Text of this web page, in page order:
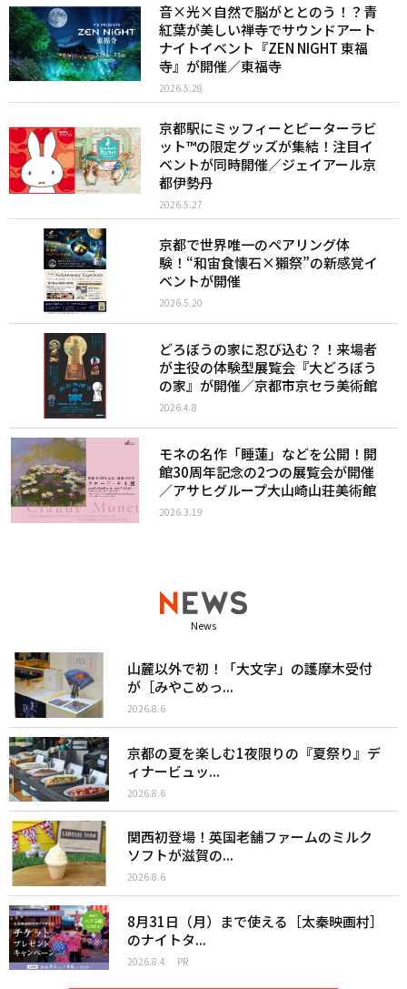
音×光×自然で脳がととのう！？青
紅葉が美しい禅寺でサウンドアート
ナイトイベント『ZEN NIGHT 東福
寺』が開催／東福寺
2026.5.28
京都駅にミッフィーとピーターラビ
ット™︎の限定グッズが集結！注目イ
ベントが同時開催／ジェイアール京
都伊勢丹
2026.5.27
京都で世界唯一のペアリング体
験！“和宙食懐石×獺祭”の新感覚イ
ベントが開催
2026.5.20
どろぼうの家に忍び込む？！来場者
が主役の体験型展覧会『大どろぼう
の家』が開催／京都市京セラ美術館
2026.4.8
モネの名作「睡蓮」などを公開！開
館30周年記念の2つの展覧会が開催
／アサヒグループ大山崎山荘美術館
2026.3.19
News
山麓以外で初！「大文字」の護摩木受付
が［みやこめっ...
2026.8.6
京都の夏を楽しむ1夜限りの『夏祭り』デ
ィナービュッ...
2026.8.6
関西初登場！英国老舗ファームのミルク
ソフトが滋賀の...
2026.8.6
8月31日（月）まで使える［太秦映画村］
のナイトタ...
2026.8.4 PR